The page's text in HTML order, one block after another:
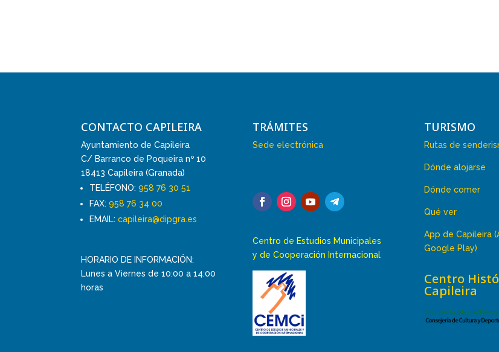
CONTACTO CAPILEIRA
Ayuntamiento de Capileira
C/ Barranco de Poqueira nº 10
18413 Capileira (Granada)
TELÉFONO:958 76 30 51
FAX:958 76 34 00
EMAIL:capileira@dipgra.es
HORARIO DE INFORMACIÓN:
Lunes a Viernes de 10:00 a 14:00
horas
TRÁMITES
Sede electrónica
Centro de Estudios Municipales
y de Cooperación Internacional
TURISMO
Rutas de
Dónde alojarse
Dónde comer
Qué ver
App de Capileira
Google Play)
Centro
Capileira